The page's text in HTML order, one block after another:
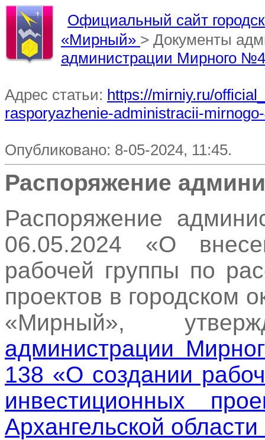
Официальный сайт
«Мирный» > Документы
администрации Мирного
Адрес статьи: https://mirniy.ru/
rasporyazhenie-administracii-
Опубликовано: 8-05-2024, 11:45.
Распоряжение
Распоряжение
06.05.2024 «О
рабочей группы по
проектов в городском
«Мирный»,
администрации
138 «О создании
инвестиционных
Архангельской